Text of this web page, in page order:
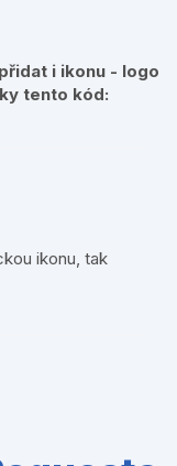
i ikonu - logo
tento kód:
ikonu, tak